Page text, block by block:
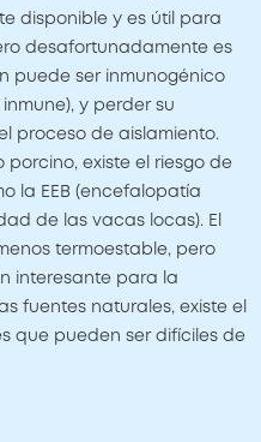
disponible y es útil para
desafortunadamente es
puede ser inmunogénico
y perder su
proceso de aislamiento.
existe el riesgo de
la EEB (encefalopatía
de las vacas locas). El
termoestable, pero
interesante para la
fuentes naturales, existe el
que pueden ser difíciles de